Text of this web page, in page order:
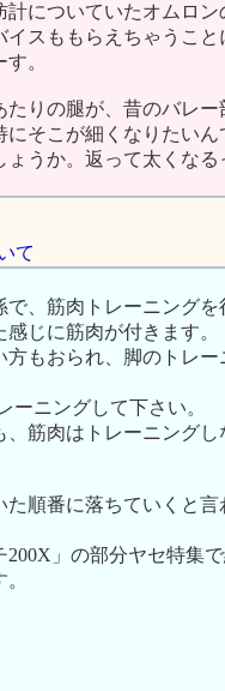
についていたオムロ
スももらえちゃうこ
。
りの腿が、昔のバレ
にそこが細くなりたい
うか。返って太くな
て
、筋肉トレーニング
じに筋肉が付きます。
方もおられ、脚のトレ
ーニングして下さい。
、筋肉はトレーニング
た順番に落ちていくと
200X」の部分ヤセ特集